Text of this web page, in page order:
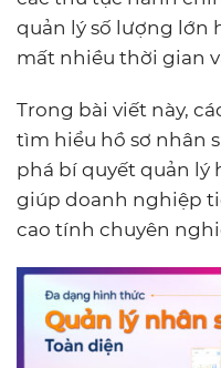
quản lý số lượng lớn
mất nhiều thời gian
Trong bài viết này,
tìm hiểu hồ sơ nhân
phá bí quyết quản lý
giúp doanh nghiệp
cao tính chuyên